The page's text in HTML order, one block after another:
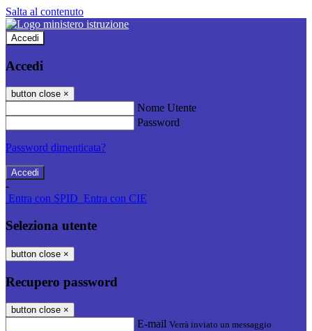
Salta al contenuto
Accedi
Accedi
button close ×
Nome Utente
Password
Password dimenticata?
-
Entra con SPID Entra con CIE
Seleziona utente
button close ×
Recupero password
button close ×
E-mail Verrà inviato un messaggio